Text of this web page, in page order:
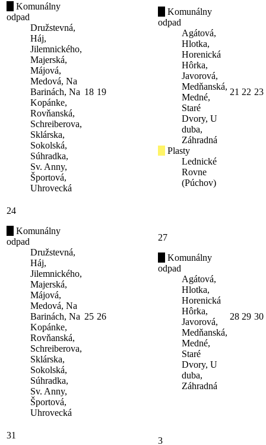
Komunálny
odpad
Družstevná,
Háj,
Jilemnického,
Majerská,
Májová,
Medová, Na
Barinách, Na
Kopánke,
Rovňanská,
Schreiberova,
Sklárska,
Sokolská,
Súhradka,
Sv. Anny,
Športová,
Uhrovecká
18 19
Komunálny
odpad
Agátová,
Hlotka,
Horenická
Hôrka,
Javorová,
Medňanská,
Medné,
Staré
Dvory, U
duba,
Záhradná
Plasty
Lednické
Rovne
(Púchov)
21 22 23
24
Komunálny
odpad
Družstevná,
Háj,
Jilemnického,
Majerská,
Májová,
Medová, Na
Barinách, Na
Kopánke,
Rovňanská,
Schreiberova,
Sklárska,
Sokolská,
Súhradka,
Sv. Anny,
Športová,
Uhrovecká
25 26
27
Komunálny
odpad
Agátová,
Hlotka,
Horenická
Hôrka,
Javorová,
Medňanská,
Medné,
Staré
Dvory, U
duba,
Záhradná
28 29 30
31
3